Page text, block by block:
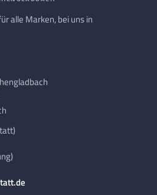
alle Marken, bei uns in